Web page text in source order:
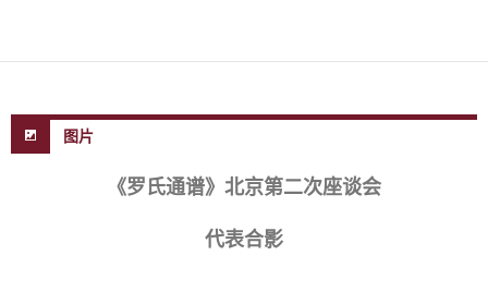
图片
《罗氏通谱》北京第二次座谈会
代表合影